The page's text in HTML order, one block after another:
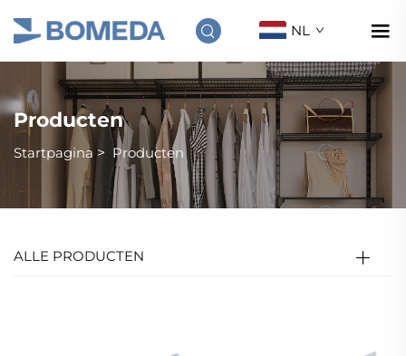
NL
Producten
Startpagina > Producten
ALLE PRODUCTEN